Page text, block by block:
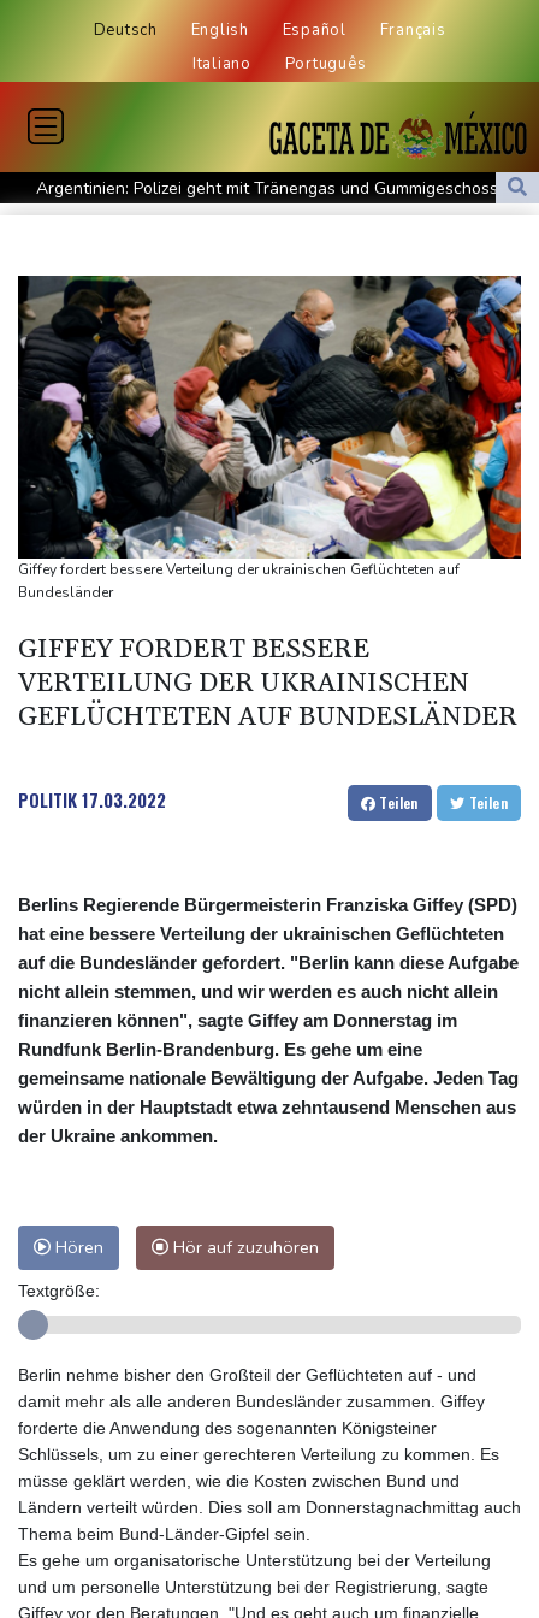
Deutsch English Español
Français
Italiano
Português
Argentinien: Polizei geht mit Tränengas und Gummigeschossen
gegen Proteste vor
Grindel erwartet nahendes Ende der Ära Infantino
Regierung will bei Klimaschutz vorerst nicht nachsteuern - Kritik
der Grünen
Hitze und Niedrigwasser: Städte- und Gemeindebund fordert
"nationalen Kraftakt"
Infantinos Investorenplan: FIFA-Experte fordert Aufarbeitung
Biathlon-Olympiasieger Jacquelin wird Teilzeit-Radprofi
Kircher: VAR nicht "zu kleinteilig" einsetzen
Kreise: Türkei will mit Pakistan und Saudi-Arabien
Verteidigungspakt schließen
Bundesanwaltschaft übernimmt Ermittlungen
Giffey fordert bessere Verteilung der ukrainischen Geflüchteten auf
Bundesländer
GIFFEY FORDERT BESSERE
VERTEILUNG DER UKRAINISCHEN
GEFLÜCHTETEN AUF BUNDESLÄNDER
POLITIK17.03.2022 Teilen Teilen
Berlins Regierende Bürgermeisterin Franziska Giffey (SPD)
hat eine bessere Verteilung der ukrainischen Geflüchteten
auf die Bundesländer gefordert. "Berlin kann diese Aufgabe
nicht allein stemmen, und wir werden es auch nicht allein
finanzieren können", sagte Giffey am Donnerstag im
Rundfunk Berlin-Brandenburg. Es gehe um eine
gemeinsame nationale Bewältigung der Aufgabe. Jeden Tag
würden in der Hauptstadt etwa zehntausend Menschen aus
der Ukraine ankommen.
Hören Hör auf zuzuhören
Textgröße:
Berlin nehme bisher den Großteil der Geflüchteten auf - und
damit mehr als alle anderen Bundesländer zusammen. Giffey
forderte die Anwendung des sogenannten Königsteiner
Schlüssels, um zu einer gerechteren Verteilung zu kommen. Es
müsse geklärt werden, wie die Kosten zwischen Bund und
Ländern verteilt würden. Dies soll am Donnerstagnachmittag auch
Thema beim Bund-Länder-Gipfel sein.
Es gehe um organisatorische Unterstützung bei der Verteilung
und um personelle Unterstützung bei der Registrierung, sagte
Giffey vor den Beratungen. "Und es geht auch um finanzielle